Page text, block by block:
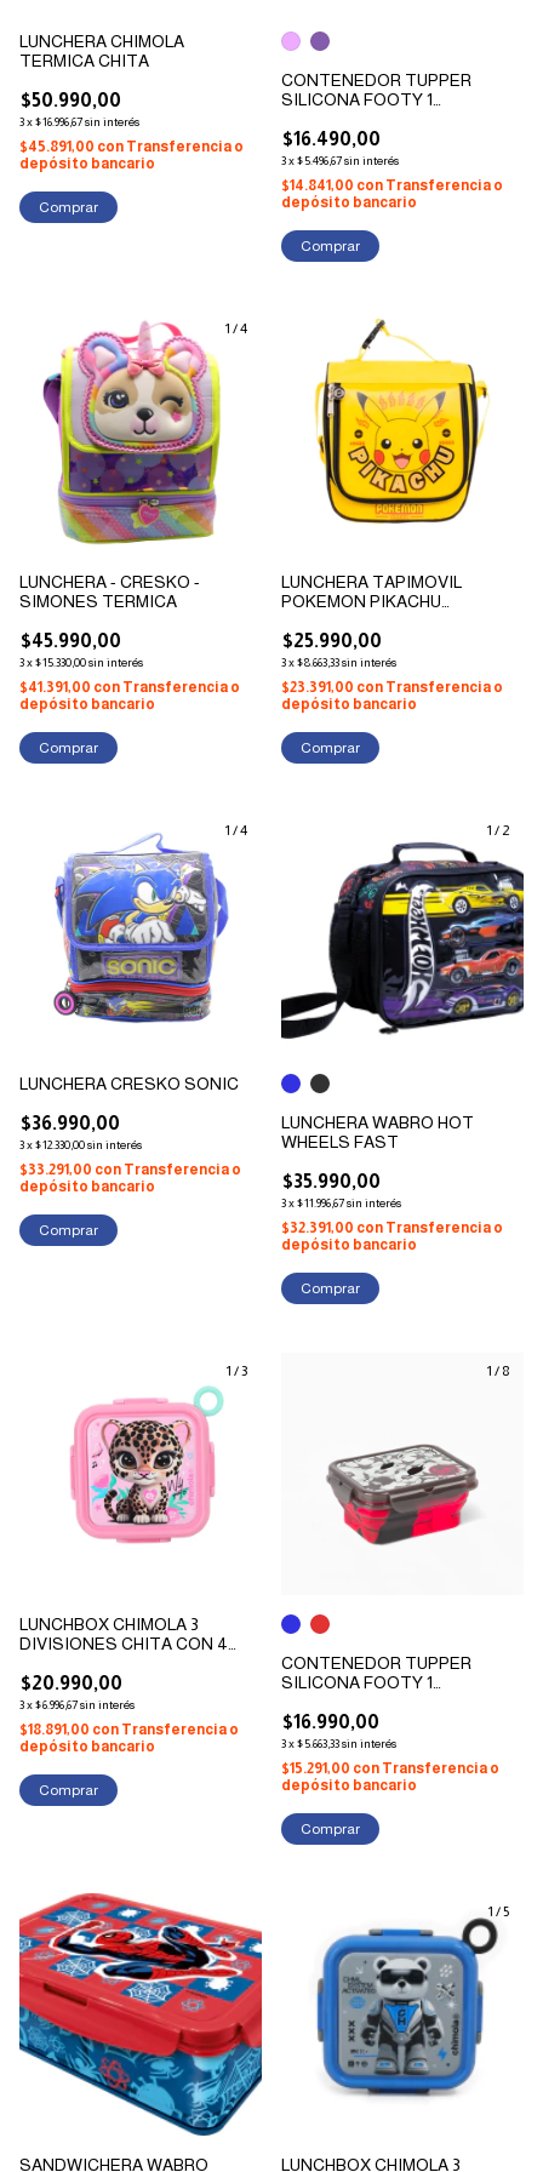
LUNCHERA CHIMOLA
TERMICA CHITA
$50.990,00
3x$16.996,67sin interés
$45.891,00 con Transferencia o
depósito bancario
CONTENEDOR TUPPER
SILICONA FOOTY 1
OPCIONES DE COLOR
$16.490,00
3x$5.496,67sin interés
$14.841,00 con Transferencia o
depósito bancario
Comprar
1 /4
LUNCHERA - CRESKO -
SIMONES TERMICA
$45.990,00
3x$15.330,00sin interés
$41.391,00 con Transferencia o
depósito bancario
LUNCHERA TAPIMOVIL
POKEMON PIKACHU
$25.990,00
3x$8.663,33sin interés
$23.391,00 con Transferencia o
depósito bancario
1 /4
LUNCHERA CRESKO SONIC
$36.990,00
3x$12.330,00sin interés
$33.291,00 con Transferencia o
depósito bancario
1 / 2
LUNCHERA WABRO HOT
WHEELS FAST
$35.990,00
3x$11.996,67sin interés
$32.391,00 con Transferencia o
depósito bancario
Comprar
1 /3
LUNCHBOX CHIMOLA 3
DIVISIONES CHITA CON 4
$20.990,00
3x$6.996,67sin interés
$18.891,00 con Transferencia o
depósito bancario
1 / 8
CONTENEDOR TUPPER
SILICONA FOOTY 1
OPCIONES DE COLOR
$16.990,00
3x$5.663,33sin interés
$15.291,00 con Transferencia o
depósito bancario
Comprar
SANDWICHERA WABRO
1 /5
LUNCHBOX CHIMOLA 3